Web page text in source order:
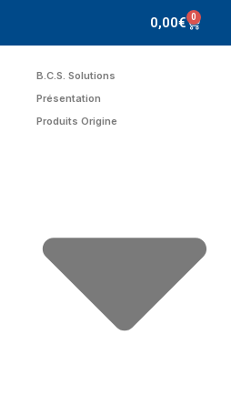
0,00€ 0
B.C.S. Solutions
Présentation
Produits Origine